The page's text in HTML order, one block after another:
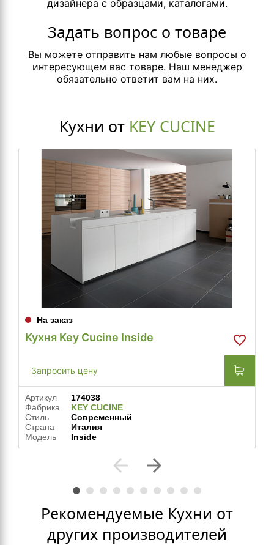
дизайнера с образцами, каталогами.
Задать вопрос о товаре
Вы можете отправить нам любые вопросы о
интересующем вас товаре. Наш менеджер
обязательно ответит вам на них.
Кухни от KEY CUCINE
На заказ
Кухня Key Cucine Inside
Запросить цену
Артикул
174038
Фабрика
KEY CUCINE
Стиль
Современный
Страна
Италия
Модель
Inside
arrow_back arrow_forward
Рекомендуемые Кухни от
других производителей